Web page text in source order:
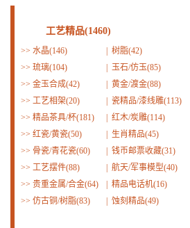
工艺精品(1460)
>> 水晶(146)
树脂(42)
>> 琉璃(104)
玉石/仿玉(85)
>> 金玉合成(42)
黄金/渡金(88)
>> 工艺相架(20)
瓷精品/漆线雕(113)
>> 精品茶具/杯(181)
红木/炭雕(114)
>> 红瓷/黄瓷(50)
生肖精品(45)
>> 骨瓷/青花瓷(60)
钱币邮票收藏(31)
>> 工艺摆件(88)
航天/军事模型(40)
>> 贵重金属/合金(64)
精品电话机(16)
>> 仿古铜/树脂(83) 蚀刻精品(49)